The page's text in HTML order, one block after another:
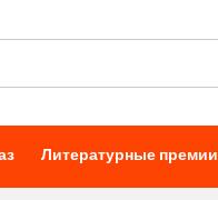
Литературные премии